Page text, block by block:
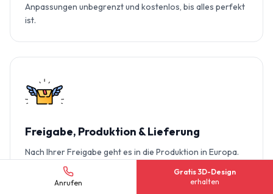
Anpassungen unbegrenzt und kostenlos, bis alles perfekt
ist.
Freigabe, Produktion & Lieferung
Nach Ihrer Freigabe geht es in die Produktion in Europa.
Lieferung in 3-4 Wochen, versandkostenfrei direkt in Ihr
Büro. Kauf auf Rechnung möglich.
Anrufen
Gratis 3D-Design
erhalten